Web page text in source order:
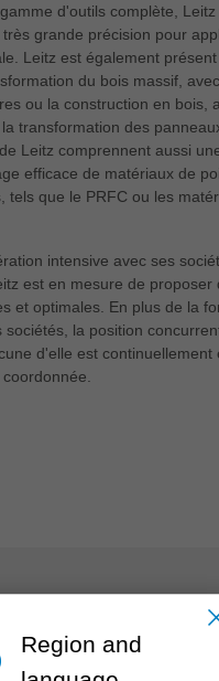
d'outils complète,
grande précision pour
Leitz est également
du bois massif,
ou la construction en bois,
transformation des
Leitz comprennent aussi
efficace de matériaux de
tels que le PRFC ou les
intensive avec ses
est en mesure de proposer
et optimales. En plus de la
la position
d'elle est continuellement
Region and